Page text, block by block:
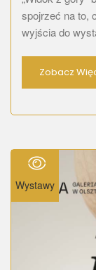
spojrzeć na to,
wyjścia do
Zobacz
Wystawy